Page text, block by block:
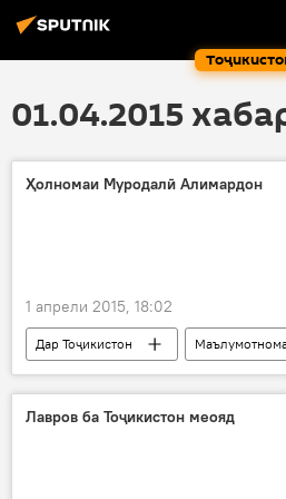
01.04.2015
Ҳолномаи Муродалӣ Алимардон
1 апрели 2015, 18:02
Дар Тоҷикистон
Сиёсат
Иҷтимоъ
ноҳияи Ҳисор
Муродалӣ
Лавров ба Тоҷикистон меояд